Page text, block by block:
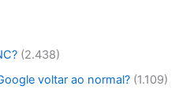
(2.438)
voltar ao normal? (1.109)